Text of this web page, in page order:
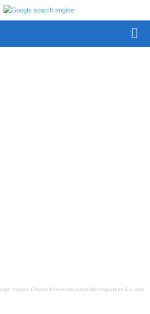
Inovasi Olahan Perikanan untuk Meningkatkan Gizi dan